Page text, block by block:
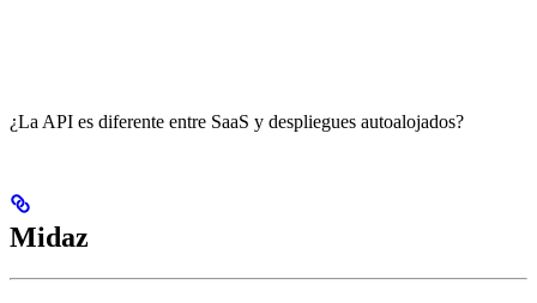
¿La API es diferente entre SaaS y despliegues autoalojados?
Midaz